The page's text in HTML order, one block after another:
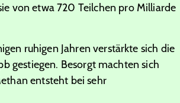
von etwa720 Teilchen pro Milliarde
ruhigen Jahren verstärkte sich die
gestiegen. Besorgt machten sich
entsteht bei sehr